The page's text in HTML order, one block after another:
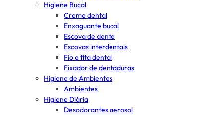
Higiene Bucal
Creme dental
Enxaguante bucal
Escova de dente
Escovas interdentais
Fio e fita dental
Fixador de dentaduras
Higiene de Ambientes
Ambientes
Higiene Diária
Desodorantes aerosol